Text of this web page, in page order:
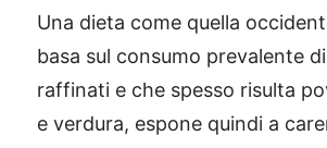
Una dieta come quella
basa sul consumo prevalente
raffinati e che spesso risulta
e verdura, espone quindi a